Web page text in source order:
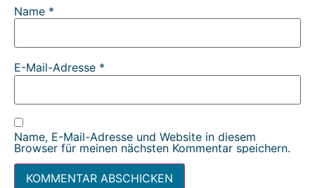
Name *
E-Mail-Adresse *
Name, E-Mail-Adresse und Website in diesem
Browser für meinen nächsten Kommentar speichern.